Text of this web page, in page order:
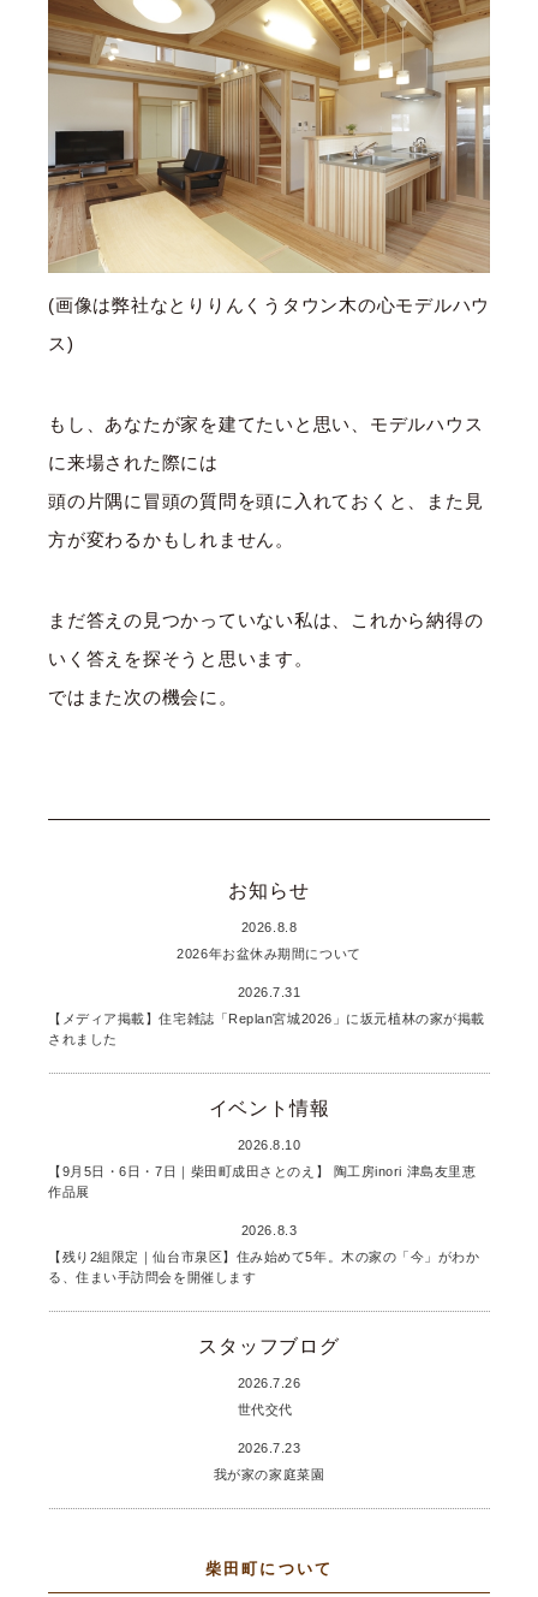
(画像は弊社なとりりんくうタウン木の心モデルハウ
ス)
もし、あなたが家を建てたいと思い、モデルハウス
に来場された際には
頭の片隅に冒頭の質問を頭に入れておくと、また見
方が変わるかもしれません。
まだ答えの見つかっていない私は、これから納得の
いく答えを探そうと思います。
ではまた次の機会に。
お知らせ
2026.8.8
2026年お盆休み期間について
2026.7.31
【メディア掲載】住宅雑誌「Replan宮城2026」に坂元植林の家が掲載
されました
イベント情報
2026.8.10
【9月5日・6日・7日｜柴田町成田さとのえ】 陶工房inori 津島友里恵
作品展
2026.8.3
【残り2組限定｜仙台市泉区】住み始めて5年。木の家の「今」がわか
る、住まい手訪問会を開催します
スタッフブログ
2026.7.26
世代交代
2026.7.23
我が家の家庭菜園
柴田町について